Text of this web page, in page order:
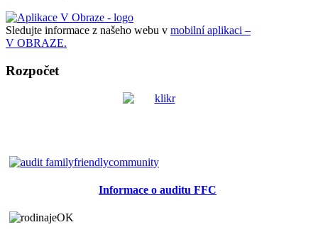
Sledujte informace z našeho webu v mobilní aplikaci –
V OBRAZE.
Rozpočet
Informace o auditu FFC